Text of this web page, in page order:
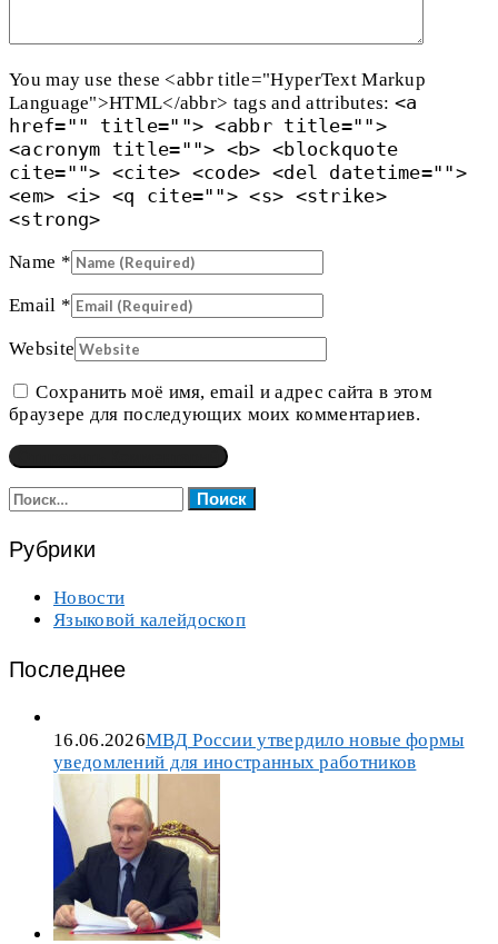
You may use these <abbr title="HyperText Markup
Language">HTML</abbr> tags and attributes: <a
href="" title=""> <abbr title="">
<acronym title=""> <b> <blockquote
cite=""> <cite> <code> <del datetime="">
<em> <i> <q cite=""> <s> <strike>
<strong>
Name *
Email *
Website
Сохранить моё имя, email и адрес сайта в этом
браузере для последующих моих комментариев.
Найти:
Рубрики
Новости
Языковой калейдоскоп
Последнее
16.06.2026МВД России утвердило новые формы
уведомлений для иностранных работников